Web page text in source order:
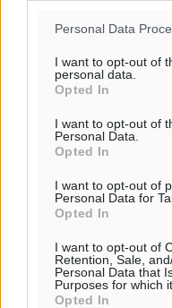
Personal Data
I want to opt-out of
personal data.
Opted In
I want to opt-out of
Personal Data.
Opted In
I want to opt-out of
Personal Data for
Opted In
I want to opt-out of
Retention, Sale,
Personal Data that
Purposes for which
Opted In
06:18